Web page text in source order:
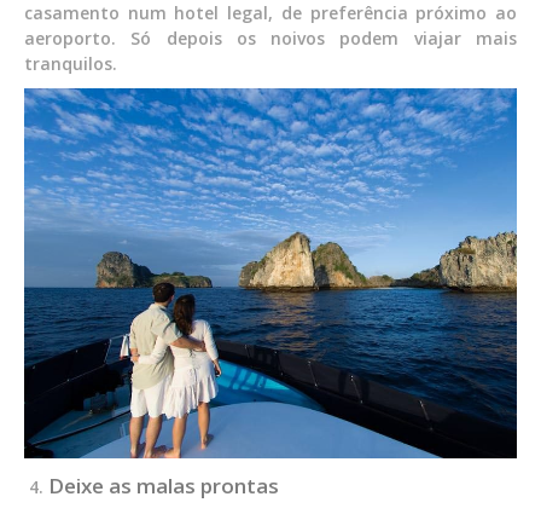
casamento num hotel legal, de preferência próximo ao
aeroporto. Só depois os noivos podem viajar mais
tranquilos.
Deixe as malas prontas